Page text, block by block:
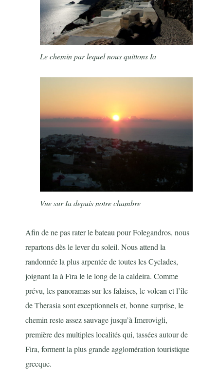
Le chemin par lequel nous quittons Ia
Vue sur Ia depuis notre chambre
Afin de ne pas rater le bateau pour Folegandros, nous
repartons dès le lever du soleil. Nous attend la
randonnée la plus arpentée de toutes les Cyclades,
joignant Ia à Fira le le long de la caldeira. Comme
prévu, les panoramas sur les falaises, le volcan et l’île
de Therasia sont exceptionnels et, bonne surprise, le
chemin reste assez sauvage jusqu’à Imerovigli,
première des multiples localités qui, tassées autour de
Fira, forment la plus grande agglomération touristique
grecque.